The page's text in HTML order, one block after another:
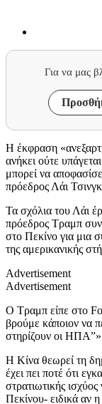
Για να μας
Η έκφραση
ανήκει ούτε
μπορεί να
πρόεδρος Λάι
Τα σχόλια του Λάι
πρόεδρος Τραμπ
στο Πεκίνο για μια
της αμερικανικής
Advertisement
Advertisement
Ο Τραμπ είπε στο
βρούμε κάποιον να
στηρίζουν οι
Η Κίνα θεωρεί τη
έχει πει ποτέ ότι
στρατιωτικής
Πεκίνου- ειδικά αν